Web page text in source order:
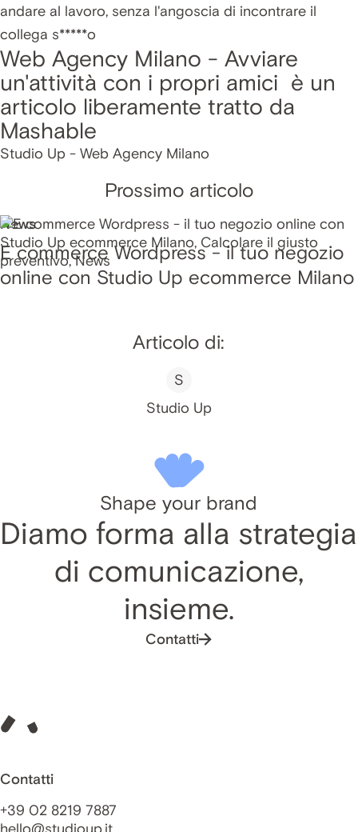
andare al lavoro, senza l'angoscia di incontrare il
collega s*****o
Web Agency Milano - Avviare
un'attività con i propri amici è un
articolo liberamente tratto da
Mashable
Studio Up - Web Agency Milano
Prossimo articolo
News
E commerce Wordpress - il tuo negozio
online con Studio Up ecommerce Milano
Articolo di:
S
Studio Up
Shape your brand
Diamo forma alla strategia
di comunicazione,
insieme.
Contatti
Contatti
+39 02 8219 7887